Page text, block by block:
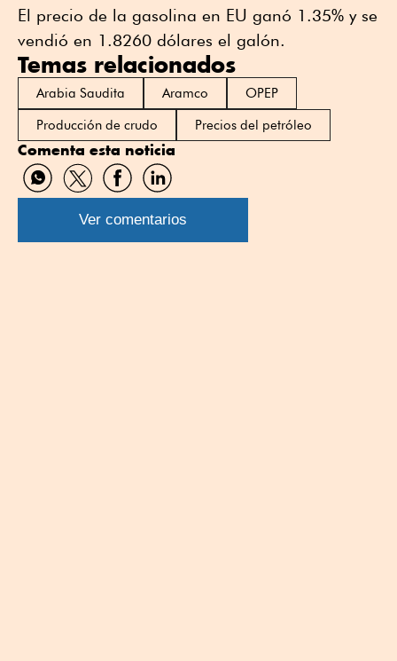
El precio de la gasolina en EU ganó 1.35% y se
vendió en 1.8260 dólares el galón.
Temas relacionados
Arabia Saudita Aramco
OPEP
Producción de crudo
Precios del petróleo
Comenta esta noticia
Compartir
por
WhatsApp
Compartir
por
Twitter
Compartir
por
Facebook
Compartir
por
Linkedin
Ver comentarios